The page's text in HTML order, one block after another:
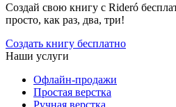
Создай свою книгу с Rideró
просто, как раз, два, три!
Создать книгу бесплатно
Наши услуги
Офлайн-продажи
Простая верстка
Ручная верстка